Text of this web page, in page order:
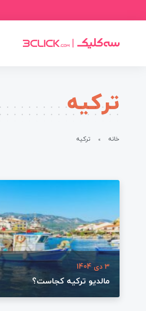
ترکیه
خانه » ترکیه
3 دی 1404
مالدیو ترکیه کجاست؟